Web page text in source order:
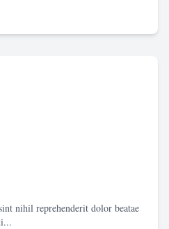
nihil reprehenderit dolor beatae